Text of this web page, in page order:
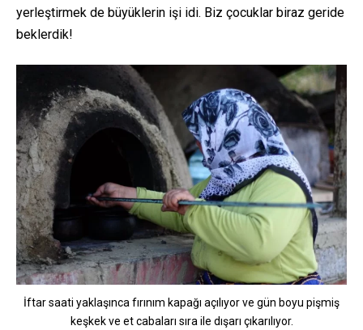
yerleştirmek de büyüklerin işi idi. Biz çocuklar biraz geride
beklerdik!
İftar saati yaklaşınca fırınım kapağı açılıyor ve gün boyu pişmiş
keşkek ve et cabaları sıra ile dışarı çıkarılıyor.